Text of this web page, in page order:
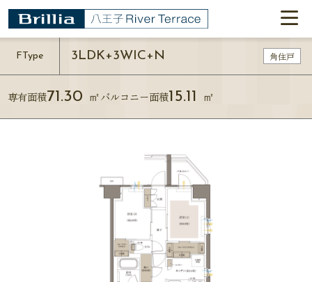
F Type 3LDK+3WIC+N 角住戸
専有面積71.30 ㎡ バルコニー面積15.11 ㎡